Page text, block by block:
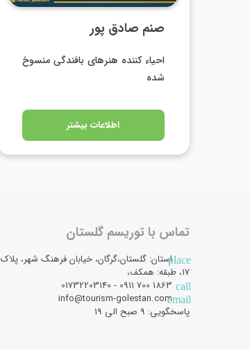
صنم صادق پور
احیاء کننده هنرهای بافندگی منسوخ
شده
اطلاعات بیشتر
تماس با توریسم گلستان
placeاستان: گلستان،گرگان، خیابان فرهنگ شهر، پلاک
17، طبقه: همکف،
call
email
info@tourism-golestan.com
پاسخگویی: ۹ صبح الی 19